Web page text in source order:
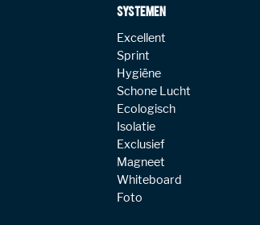
SYSTEMEN
Excellent
Sprint
Hygiëne
Schone Lucht
Ecologisch
Isolatie
Exclusief
Magneet
Whiteboard
Foto